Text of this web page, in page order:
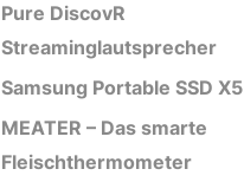
Pure DiscovR
Streaminglautsprecher
Samsung Portable SSD X5
MEATER – Das smarte
Fleischthermometer